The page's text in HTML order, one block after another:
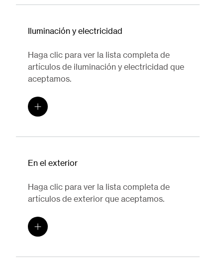
Iluminación y electricidad
Haga clic para ver la lista completa de
artículos de iluminación y electricidad que
aceptamos.
En el exterior
Haga clic para ver la lista completa de
artículos de exterior que aceptamos.